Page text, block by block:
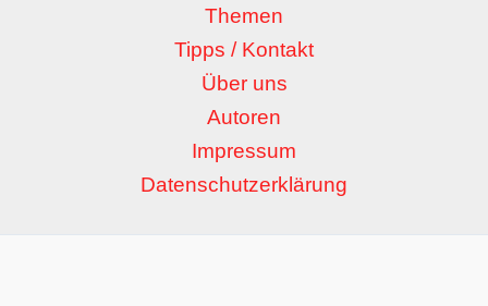
Themen
Tipps / Kontakt
Über uns
Autoren
Impressum
Datenschutzerklärung